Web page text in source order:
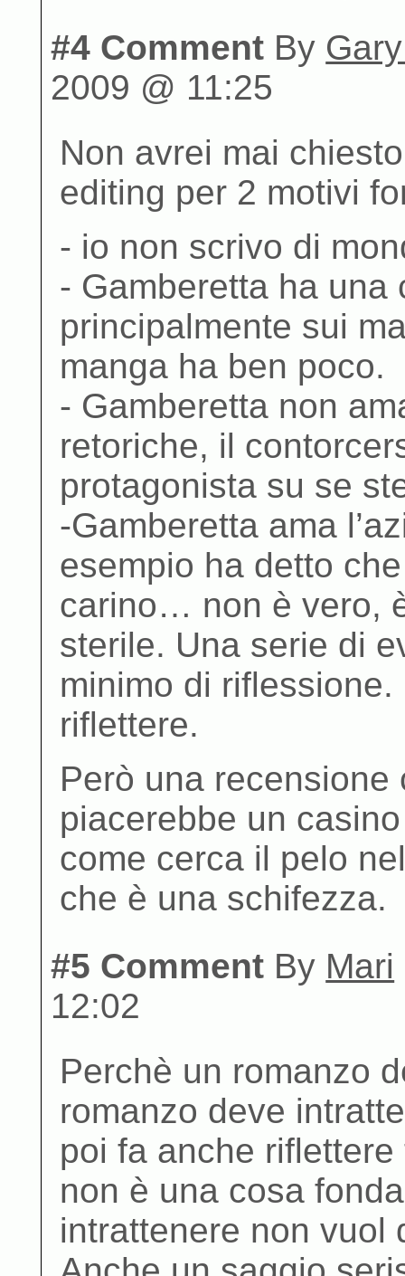
#4 Comment By
2009 @ 11:25
Non avrei mai
editing per 2 motivi
- io non scrivo di
- Gamberetta ha una
principalmente sui
manga ha ben poco.
- Gamberetta non
retoriche, il
protagonista su se
-Gamberetta ama
esempio ha detto
carino… non è vero,
sterile. Una serie di
minimo di
riflettere.
Però una
piacerebbe un
come cerca il pelo
che è una schifezza.
#5 Comment By Mari
12:02
Perchè un romanzo
romanzo deve
poi fa anche
non è una cosa
intrattenere non vuol